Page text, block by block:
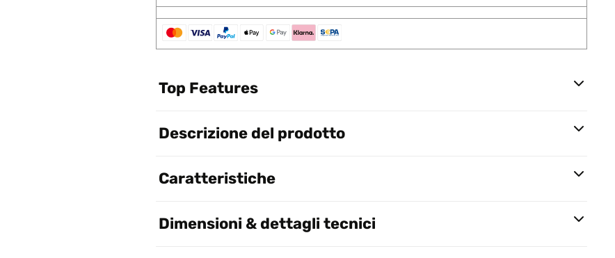
Top Features
Descrizione del prodotto
Caratteristiche
Dimensioni & dettagli tecnici